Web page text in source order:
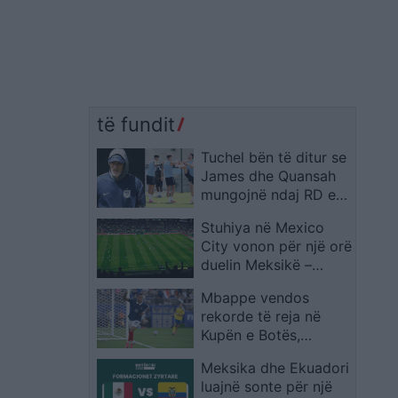
të fundit
Tuchel bën të ditur se
James dhe Quansah
mungojnë ndaj RD e
Stuhiya në Mexico
City vonon për një orë
duelin Meksikë –
Mbappe vendos
rekorde të reja në
Kupën e Botës,
emra legjendarë
Meksika dhe Ekuadori
luajnë sonte për një